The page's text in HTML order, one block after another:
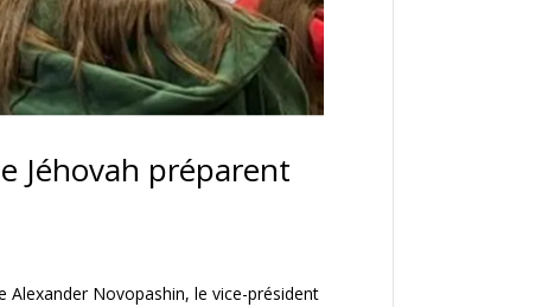
Jéhovah préparent
Alexander Novopashin, le vice-président